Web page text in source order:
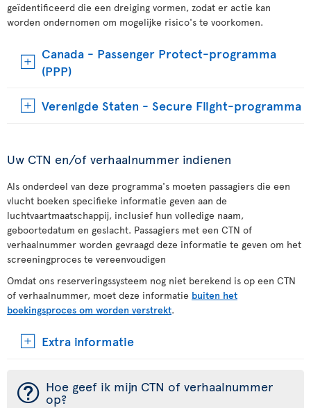
geïdentificeerd die een dreiging vormen, zodat er actie kan
worden ondernomen om mogelijke risico's te voorkomen.
Canada - Passenger Protect-programma
(PPP)
Verenigde Staten - Secure Flight-programma
Uw CTN en/of verhaalnummer indienen
Als onderdeel van deze programma's moeten passagiers die een
vlucht boeken specifieke informatie geven aan de
luchtvaartmaatschappij, inclusief hun volledige naam,
geboortedatum en geslacht. Passagiers met een CTN of
verhaalnummer worden gevraagd deze informatie te geven om het
screeningproces te vereenvoudigen
Omdat ons reserveringssysteem nog niet berekend is op een CTN
of verhaalnummer, moet deze informatie buiten het
boekingsproces om worden verstrekt.
Extra informatie
¯ Hoe geef ik mijn CTN of verhaalnummer
op?